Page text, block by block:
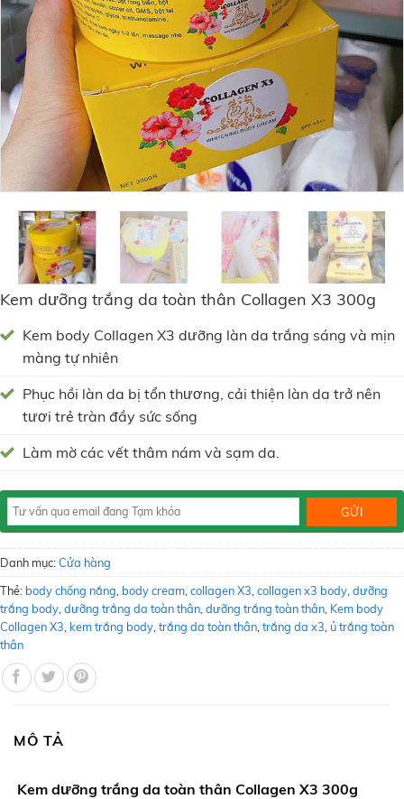
Kem dưỡng trắng da toàn thân Collagen X3 300g
Kem body Collagen X3 dưỡng làn da trắng sáng và mịn
màng tự nhiên
Phục hồi làn da bị tổn thương, cải thiện làn da trở nên
tươi trẻ tràn đầy sức sống
Làm mờ các vết thâm nám và sạm da.
Danh mục:Cửa hàng
Thẻ: body chống nắng body cream collagen X3 collagen x3 body dưỡng
trắng body dưỡng trắng da toàn thân dưỡng trắng toàn thân Kem body
Collagen X3 kem trắng body trắng da toàn thân trắng da x3 ủ trắng toàn
thân
MÔ TẢ
Kem dưỡng trắng da toàn thân Collagen X3 300g